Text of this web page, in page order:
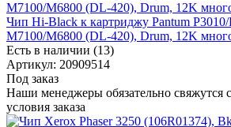
Чип Hi-Black к картриджу Pantum
M7100/M6800 (DL-420), Drum, 12K
Есть в наличии (13)
Артикул: 20909514
Под заказ
Наши менеджеры обязательно свяжутся
условия заказа